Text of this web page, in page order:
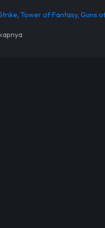
, Tower of Fantasy, Guns